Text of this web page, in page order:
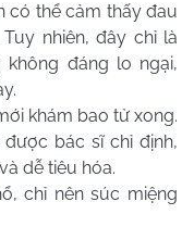
có thể cảm thấy đau
nhiên, đây chỉ là
không đáng lo ngại,
khám bao tử xong.
bác sĩ chỉ định,
dễ tiêu hóa.
chỉ nên súc miệng